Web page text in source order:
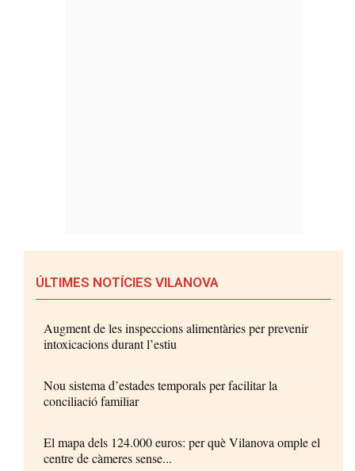
ÚLTIMES NOTÍCIES VILANOVA
Augment de les inspeccions alimentàries per prevenir
intoxicacions durant l’estiu
Nou sistema d’estades temporals per facilitar la
conciliació familiar
El mapa dels 124.000 euros: per què Vilanova omple el
centre de càmeres sense...